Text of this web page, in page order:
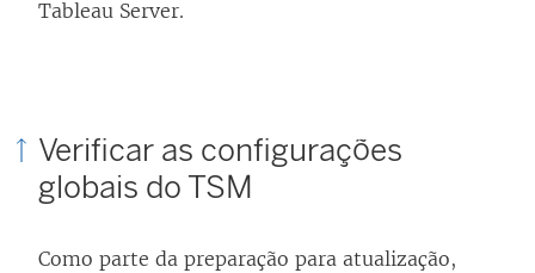
Tableau Server.
Verificar as configurações
globais do TSM
Como parte da preparação para atualização,